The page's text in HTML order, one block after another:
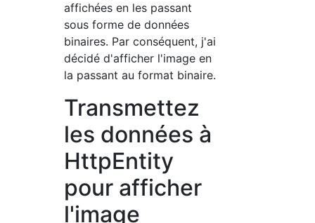
affichées en les passant
sous forme de données
binaires. Par conséquent, j'ai
décidé d'afficher l'image en
la passant au format binaire.
Transmettez
les données à
HttpEntity
pour afficher
l'image